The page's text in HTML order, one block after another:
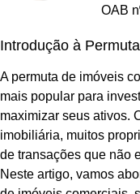
OAB
Introdução à
A permuta de imóveis
mais popular para
maximizar seus ativos.
imobiliária, muitos
de transações que não
Neste artigo, vamos